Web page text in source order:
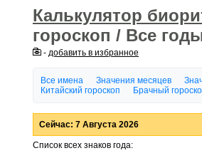
Калькулятор
гороскоп / Все
- добавить в избранное
Все имена Значения месяцев
Китайский гороскоп
Брачный
Сейчас: 7 Августа 2026
Список всех знаков года: